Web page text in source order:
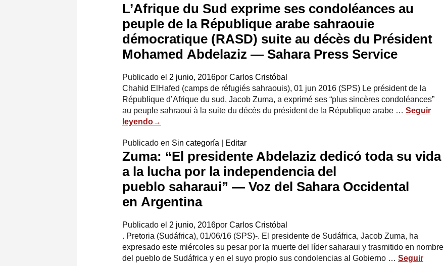
L’Afrique du Sud exprime ses condoléances au
peuple de la République arabe sahraouie
démocratique (RASD) suite au décès du Président
Mohamed Abdelaziz — Sahara Press Service
Publicado el 2 junio, 2016por Carlos Cristóbal
Chahid ElHafed (camps de réfugiés sahraouis), 01 jun 2016 (SPS) Le président de la
République d’Afrique du sud, Jacob Zuma, a exprimé ses “plus sincères condoléances”
au peuple sahraoui à la suite du décès du président de la République arabe … Seguir
leyendo→
Publicado en Sin categoría Editar
Zuma: “El presidente Abdelaziz dedicó toda su vida
a la lucha por la independencia del
pueblo saharaui” — Voz del Sahara Occidental
en Argentina
Publicado el 2 junio, 2016por Carlos Cristóbal
. Pretoria (Sudáfrica), 01/06/16 (SPS)-. El presidente de Sudáfrica, Jacob Zuma, ha
expresado este miércoles su pesar por la muerte del líder saharaui y trasmitido en nombre
del pueblo de Sudáfrica y en el suyo propio sus condolencias al Gobierno … Seguir